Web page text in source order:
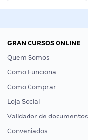
GRAN CURSOS ONLINE
Quem Somos
Como Funciona
Como Comprar
Loja Social
Validador de documentos
Conveniados